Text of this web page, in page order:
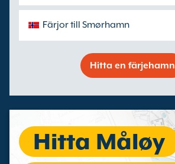
Färjor till Smørhamn
Hitta en färjehamn
Hitta Måløy